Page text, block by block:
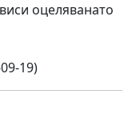
оцеляванато
19)